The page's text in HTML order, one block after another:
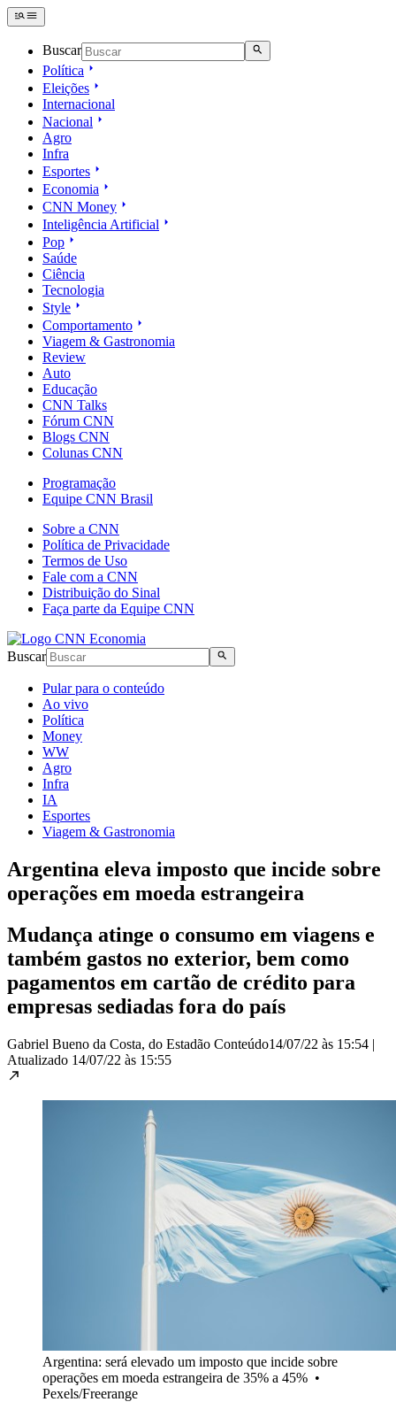
Buscar
Política
Eleições
Internacional
Nacional
Agro
Infra
Esportes
Economia
CNN Money
Inteligência Artificial
Pop
Saúde
Ciência
Tecnologia
Style
Comportamento
Viagem & Gastronomia
Review
Auto
Educação
CNN Talks
Fórum CNN
Blogs CNN
Colunas CNN
Programação
Equipe CNN Brasil
Sobre a CNN
Política de Privacidade
Termos de Uso
Fale com a CNN
Distribuição do Sinal
Faça parte da Equipe CNN
Buscar
Pular para o conteúdo
Ao vivo
Política
Money
WW
Agro
Infra
IA
Esportes
Viagem & Gastronomia
Argentina eleva imposto que incide sobre
operações em moeda estrangeira
Mudança atinge o consumo em viagens e
também gastos no exterior, bem como
pagamentos em cartão de crédito para
empresas sediadas fora do país
Gabriel Bueno da Costa, do Estadão Conteúdo14/07/22 às 15:54 |
Atualizado 14/07/22 às 15:55
Argentina: será elevado um imposto que incide sobre
operações em moeda estrangeira de 35% a 45% •
Pexels/Freerange